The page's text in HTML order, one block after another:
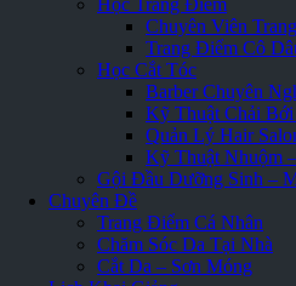
Học Trang Điểm
Chuyên Viên
Trang Điểm Cô
Học Cắt Tóc
Barber Chuyên
Kỹ Thuật Chải
Quản Lý Hair
Kỹ Thuật Nhuộm
Gội Đầu Dưỡng Sinh –
Chuyên Đề
Trang Điểm Cá Nhân
Chăm Sóc Da Tại Nhà
Cắt Da – Sơn Móng